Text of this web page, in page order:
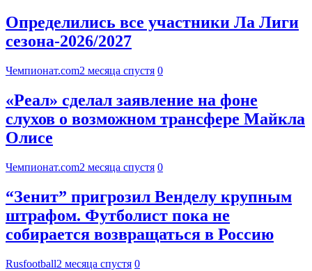
Определились все участники Ла Лиги
сезона-2026/2027
Чемпионат.com2 месяца спустя 0
«Реал» сделал заявление на фоне
слухов о возможном трансфере Майкла
Олисе
Чемпионат.com2 месяца спустя 0
“Зенит” пригрозил Венделу крупным
штрафом. Футболист пока не
собирается возвращаться в Россию
Rusfootball2 месяца спустя 0